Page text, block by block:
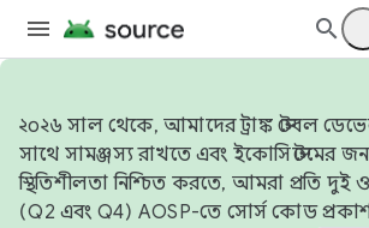
২০২৬ সাল থেকে, আমাদের ট্রাঙ্ক স্টেবল
সাথে সামঞ্জস্য রাখতে এবং ইকোসিস্টেমের
স্থিতিশীলতা নিশ্চিত করতে, আমরা প্রতি দুই ও
(Q2 এবং Q4) AOSP-তে সোর্স কোড